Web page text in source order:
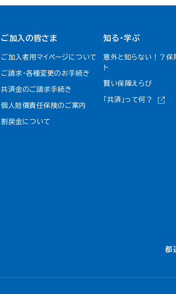
ご加入の皆さま
ご加入者用マイページについて
ご請求・各種変更のお手続き
共済金のご請求手続き
個人賠償責任保険のご案内
割戻金について​
知る・学ぶ
意外と知らない！？保
ト
賢い保障えらび
「共済」って何？
都